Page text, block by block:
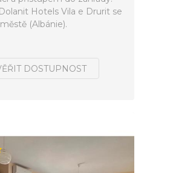
Hotels Vila e Drurit se
(Albánie).
DOSTUPNOST